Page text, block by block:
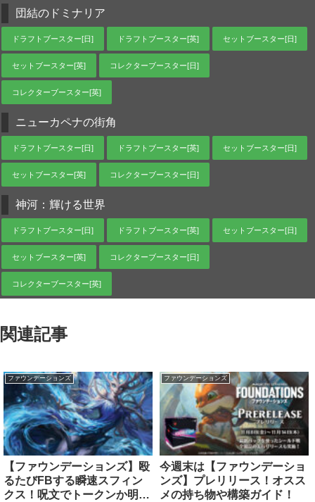
団結のドミナリア
ドラフトブースター[日] ドラフトブースター[英] セットブースター[日]
セットブースター[英] コレクターブースター[日]
コレクターブースター[英]
ニューカペナの街角
ドラフトブースター[日] ドラフトブースター[英] セットブースター[日]
セットブースター[英] コレクターブースター[日]
神河：輝ける世界
ドラフトブースター[日] ドラフトブースター[英] セットブースター[日]
セットブースター[英] コレクターブースター[日]
コレクターブースター[英]
関連記事
ファウンデーションズ
【ファウンデーションズ】殴
るたびFBする瞬速スフィン
クス！呪文でトークンか明滅
ファウンデーションズ
今週末は【ファウンデーショ
ンズ】プレリリース！オスス
メの持ち物や構築ガイド！